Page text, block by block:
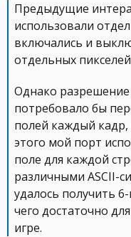
Предыдущие
использовали
включались и
отдельных
Однако разрешение
потребовало бы
полей каждый кадр,
этого мой порт
поле для каждой
различными ASCII-
удалось получить
чего достаточно
игре.